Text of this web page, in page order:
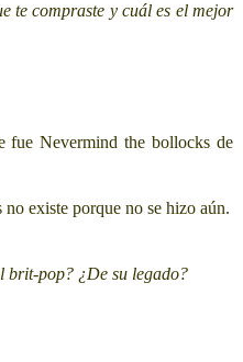
te compraste y cuál es el mejor
fue Nevermind the bollocks de
existe porque no se hizo aún.
brit-pop? ¿De su legado?